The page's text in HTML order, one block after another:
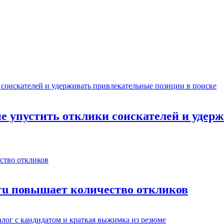
упустить отклики соискателей и
повышает количество откликов